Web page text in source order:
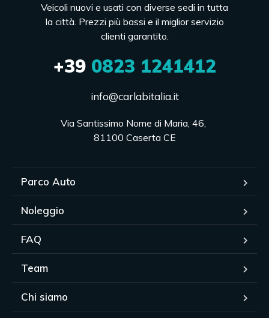
Veicoli nuovi e usati con diverse sedi in tutta
la città. Prezzi più bassi e il miglior servizio
clienti garantito.
+390823 1241412
info@carlabitalia.it
Via Santissimo Nome di Maria, 46,
81100 Caserta CE
Parco Auto
Noleggio
FAQ
Team
Chi siamo